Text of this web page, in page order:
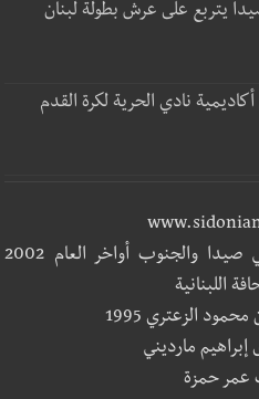
يتربع على عرش بطولة لبنان
نادي الحرية لكرة القدم
أول صحيفة اليكترونية صدرت في صيدا والجنوب أواخر العام 2002
اللبنانية
الزعتري 1995
مارديني
عمر حمزة